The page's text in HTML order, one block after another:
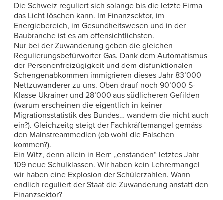
Die Schweiz reguliert sich solange bis die letzte Firma
das Licht löschen kann. Im Finanzsektor, im
Energiebereich, im Gesundheitswesen und in der
Baubranche ist es am offensichtlichsten.
Nur bei der Zuwanderung geben die gleichen
Regulierungsbefürworter Gas. Dank dem Automatismus
der Personenfreizügigkeit und dem disfunktionalen
Schengenabkommen immigrieren dieses Jahr 83’000
Nettzuwanderer zu uns. Oben drauf noch 90’000 S-
Klasse Ukrainer und 28’000 aus südlicheren Gefilden
(warum erscheinen die eigentlich in keiner
Migrationsstatistik des Bundes… wandern die nicht auch
ein?). Gleichzeitg steigt der Fachkräftemangel gemäss
den Mainstreammedien (ob wohl die Falschen
kommen?).
Ein Witz, denn allein in Bern „enstanden“ letztes Jahr
109 neue Schulklassen. Wir haben kein Lehrermangel
wir haben eine Explosion der Schülerzahlen. Wann
endlich reguliert der Staat die Zuwanderung anstatt den
Finanzsektor?